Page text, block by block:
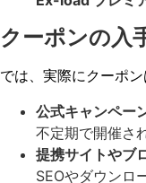
クーポンの入
では、実際にクーポ
公式キャンペー
不定期で開催さ
提携サイトやブ
SEOやダウンロ